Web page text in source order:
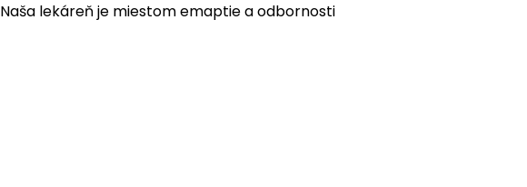
Naša lekáreň je miestom emaptie a odbornosti